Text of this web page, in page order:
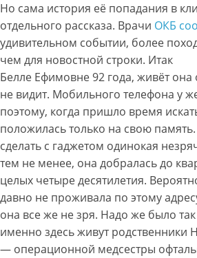
Но сама история её попадания в
отдельного рассказа. Врачи ОКБ
удивительном событии, более
чем для новостной строки. Итак
Белле Ефимовне 92 года, живёт
не видит. Мобильного телефона у
поэтому, когда пришло время
положилась только на свою
сделать с гаджетом одинокая
тем не менее, она добралась до
целых четыре десятилетия.
давно не проживала по этому
она все же не зря. Надо же было так
именно здесь живут
— операционной медсестры